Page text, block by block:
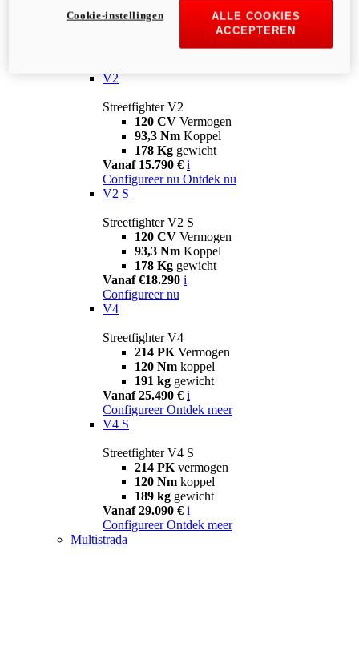
V2
Streetfighter V2
120 CV Vermogen
93,3 Nm Koppel
178 Kg gewicht
Vanaf 15.790 € i
Configureer nu Ontdek nu
V2 S
Streetfighter V2 S
120 CV Vermogen
93,3 Nm Koppel
178 Kg gewicht
Vanaf €18.290 i
Configureer nu
V4
Streetfighter V4
214 PK Vermogen
120 Nm koppel
191 kg gewicht
Vanaf 25.490 € i
Configureer Ontdek meer
V4 S
Streetfighter V4 S
214 PK vermogen
120 Nm koppel
189 kg gewicht
Vanaf 29.090 € i
Configureer Ontdek meer
Multistrada
ALLE COOKIES
ACCEPTEREN
Cookie-instellingen